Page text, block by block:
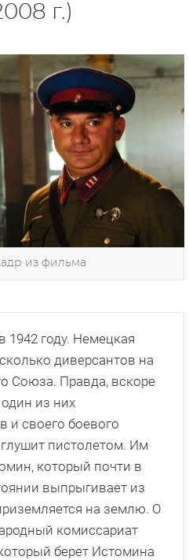
г.)
из фильма
1942 году. Немецкая
диверсантов на
Союза. Правда, вскоре
из них
и своего боевого
пистолетом. Им
который почти в
выпрыгивает из
на землю. О
комиссариат
берет Истомина